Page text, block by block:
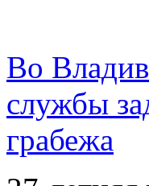
Во
службы
грабежа